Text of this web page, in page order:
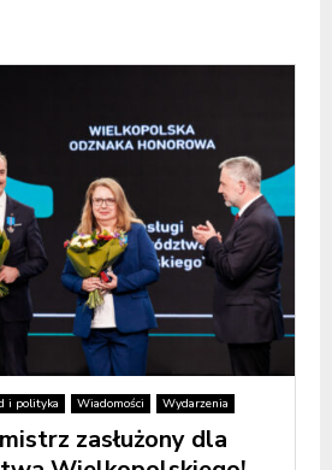
i polityka Wiadomości Wydarzenia
zasłużony dla